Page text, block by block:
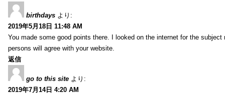
birthdays より:
2019年5月18日 11:48 AM
You made some good points there. I looked on the internet for the subject
persons will agree with your website.
返信
go to this site より:
2019年7月14日 4:20 AM